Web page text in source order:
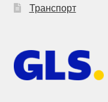
Транспорт